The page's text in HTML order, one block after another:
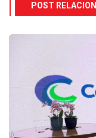
POST